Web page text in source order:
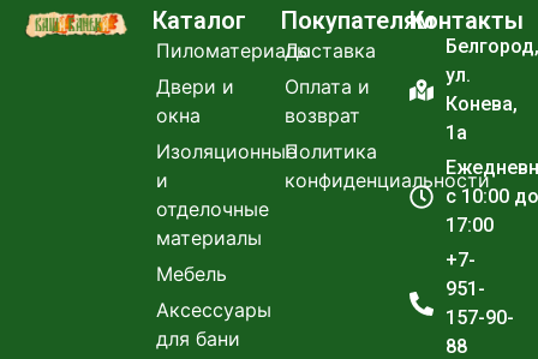
Каталог
Пиломатериалы
Двери и
окна
Изоляционные
и
отделочные
материалы
Мебель
Аксессуары
для бани
Покупателям
Доставка
Оплата и
возврат
Политика
конфиденциальности
Контакты
Белгород,
ул.
Конева,
1а
с 10:00 до
17:00
+7-
951-
157-90-
88